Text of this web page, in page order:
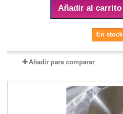
Añadir al carrito
En stock
Añadir para comparar